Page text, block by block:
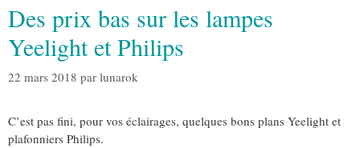
Des prix bas sur les lampes
Yeelight et Philips
22 mars 2018 par lunarok
C’est pas fini, pour vos éclairages, quelques bons plans Yeelight et
plafonniers Philips.